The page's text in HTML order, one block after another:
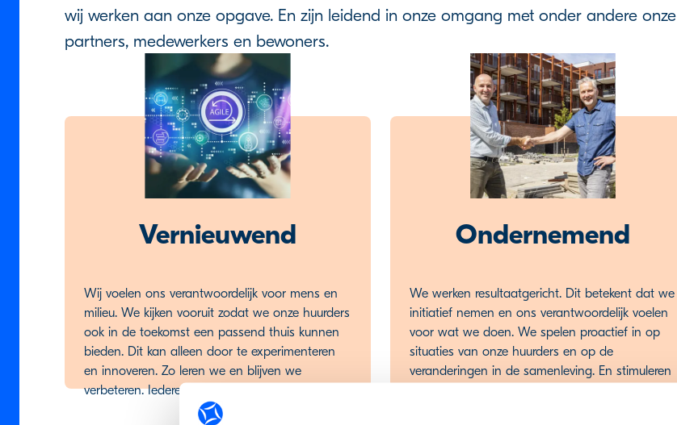
wij werken aan onze opgave. En zijn leidend in onze omgang met onder andere onze
partners, medewerkers en bewoners.
Vernieuwend
Wij voelen ons verantwoordelijk voor mens en
milieu. We kijken vooruit zodat we onze huurders
ook in de toekomst een passend thuis kunnen
bieden. Dit kan alleen door te experimenteren
en innoveren. Zo leren we en blijven we
verbeteren. Iedere dag opnieuw.
Ondernemend
We werken resultaatgericht. Dit betekent dat we
initiatief nemen en ons verantwoordelijk voelen
voor wat we doen. We spelen proactief in op
situaties van onze huurders en op de
veranderingen in de samenleving. En stimuleren